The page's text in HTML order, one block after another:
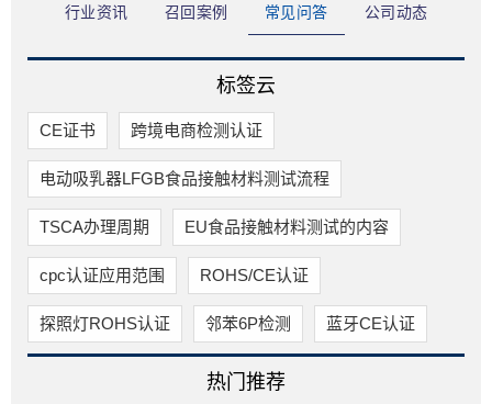
行业资讯 召回案例 常见问答 公司动态
标签云
CE证书 跨境电商检测认证
电动吸乳器LFGB食品接触材料测试流程
TSCA办理周期 EU食品接触材料测试的内容
cpc认证应用范围 ROHS/CE认证
探照灯ROHS认证 邻苯6P检测 蓝牙CE认证
热门推荐